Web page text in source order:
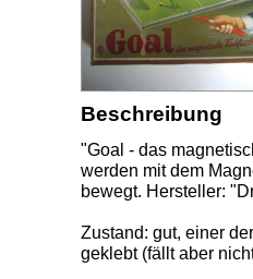
Beschreibung
"Goal - das
werden mit dem
bewegt. Hersteller:
Zustand: gut, einer
geklebt (fällt aber